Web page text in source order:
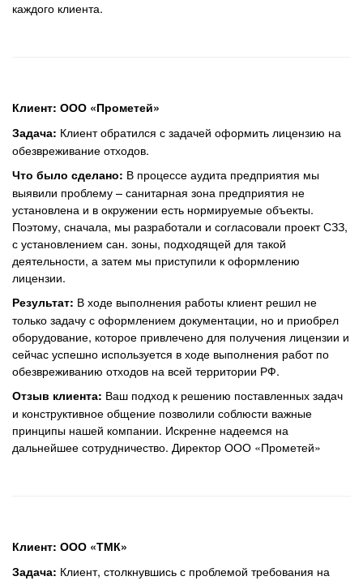
каждого клиента.
Клиент: ООО «Прометей»
Задача: Клиент обратился с задачей оформить лицензию на
обезвреживание отходов.
Что было сделано: В процессе аудита предприятия мы
выявили проблему – санитарная зона предприятия не
установлена и в окружении есть нормируемые объекты.
Поэтому, сначала, мы разработали и согласовали проект СЗЗ,
с установлением сан. зоны, подходящей для такой
деятельности, а затем мы приступили к оформлению
лицензии.
Результат: В ходе выполнения работы клиент решил не
только задачу с оформлением документации, но и приобрел
оборудование, которое привлечено для получения лицензии и
сейчас успешно используется в ходе выполнения работ по
обезвреживанию отходов на всей территории РФ.
Отзыв клиента: Ваш подход к решению поставленных задач
и конструктивное общение позволили соблюсти важные
принципы нашей компании. Искренне надеемся на
дальнейшее сотрудничество. Директор ООО «Прометей»
Клиент: ООО «ТМК»
Задача: Клиент, столкнувшись с проблемой требования на